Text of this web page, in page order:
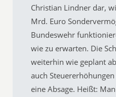
Christian Lindner dar,
Mrd. Euro
Bundeswehr
wie zu erwarten. Die
weiterhin wie geplant
auch
eine Absage. Heißt: